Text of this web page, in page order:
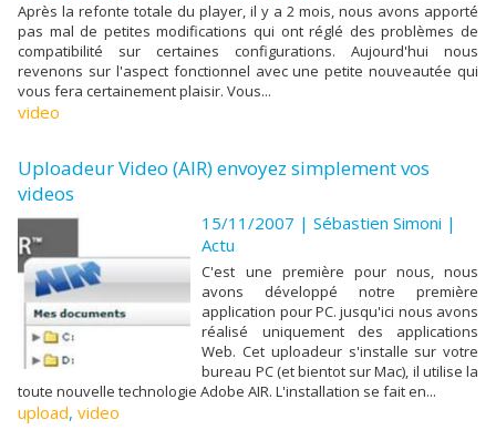
Après la refonte totale du player, il y a 2 mois, nous avons apporté
pas mal de petites modifications qui ont réglé des problèmes de
compatibilité sur certaines configurations. Aujourd'hui nous
revenons sur l'aspect fonctionnel avec une petite nouveautée qui
vous fera certainement plaisir. Vous...
video
Uploadeur Video (AIR) envoyez simplement vos
videos
15/11/2007 |Sébastien Simoni |
Actu
C'est une première pour nous, nous
avons développé notre première
application pour PC. jusqu'ici nous avons
réalisé uniquement des applications
Web. Cet uploadeur s'installe sur votre
bureau PC (et bientot sur Mac), il utilise la
toute nouvelle technologie Adobe AIR. L'installation se fait en...
upload, video